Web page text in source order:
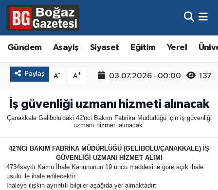
Gündem Asayiş Siyaset Eğitim Yerel
Paylaş A- A+ 03.07.2026 - 00:00 137
İş güvenliği uzmanı hizmeti alınacak
Çanakkale Gelibolu'daki 42'nci Bakım Fabrika Müdürlüğü için iş güvenliği
uzmanı hizmeti alınacak.
42'NCİ BAKIM FABRİKA MÜDÜRLÜĞÜ (GELİBOLU/ÇANAKKALE) İŞ
GÜVENLİĞİ UZMANI HİZMET ALIMI
4734sayılı Kamu İhale Kanununun 19 uncu maddesine göre açık ihale
usulü ile ihale edilecektir.
İhaleye ilişkin ayrıntılı bilgiler aşağıda yer almaktadır:
Asayiş
Eğitim
Gündem
Kültür ve Sanat
Magazin
Resmi İlanlar
Hava Durumu
Trafik Durumu
Tüm Manşetler
Son Dakika Haberleri
Haber Arşivi